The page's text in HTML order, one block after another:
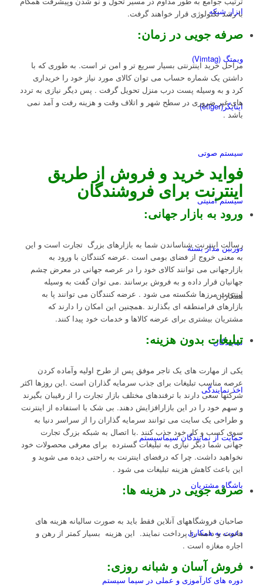
ابزار شبکه
ویمتگ (Vimtag)
ایتایگر(etiger)
سیستم صوتی
سیستم امنیتی
دوربین مدار بسته
همکاران
نمایندگان
اخذ نمایندگی
حمایت از نمایندگان سیماسیستم
باشگاه مشتریان
دعوت به همکاری
دوره های کارآموزی و عملی در سیما سیستم
با رشد تکنولوژی قرار خواهند گرفت.
صرفه جویی در زمان:
مراحل خرید اینترنتی بسیار سریع تر و امن تر است. به طوری که با
داشتن یک شماره حساب می توان کالای مورد نیاز خود را خریداری
کرد و به وسیله پست درب منزل تحویل گرفت . پس دیگر نیازی به تردد
های غیر ضروری در سطح شهر و اتلاف وقت و هزینه رفت و آمد نمی
باشد .
فواید خرید و فروش از طریق
اینترنت برای فروشندگان
ورود به بازار جهانی:
رسالت اینترنت شناساندن شما به بازارهای بزرگ تجارت است و این
به معنی خروج از فضای بومی است .عرضه کنندگان با ورود به
بازارجهانی می توانند کالای خود را در عرصه جهانی در معرض چشم
جهانیان قرار داده و به فروش برسانند .می توان گفت به وسیله
اینترنت مرزها شکسته می شود . عرضه کنندگان می توانند پا به
بازارهای فرامنطقه ای بگذارند .همچنین این امکان را دارند که
مشتریان بیشتری برای عرضه کالاها و خدمات خود پیدا کنند.
تبلیغات بدون هزینه:
یکی از مهارت های یک تاجر موفق پس از طرح اولیه وآماده کردن
عرصه مناسب تبلیغات برای جذب سرمایه گذاران است .این روزها اکثر
شرکتها سعی دارند با ترفندهای مختلف بازار تجارت را از رقیبان بگیرند
و سهم خود را در این بازارافزایش دهند. بی شک با استفاده از اینترنت
و طراحی یک سایت می توانند سرمایه گذاران را از سراسر دنیا به
سوی کسب و کار خود جذب کنند .با اتصال به شبکه بزرگ تجارت
جهانی شما دیگر نیازی به تبلیغات گسترده برای معرفی محصولات خود
نخواهید داشت. چرا که درفضای اینترنت به راحتی دیده می شوید و
این باعث کاهش هزینه تبلیغات می شود .
صرفه جویی در هزینه ها:
صاحبان فروشگاههای آنلاین فقط باید به صورت سالیانه هزینه های
هاست و دامنه را پرداخت نمایند. این هزینه بسیار کمتر از رهن و
اجاره مغازه است .
فروش آسان و شبانه روزی: